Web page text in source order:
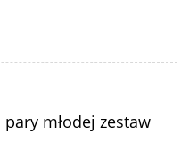
młodej zestaw